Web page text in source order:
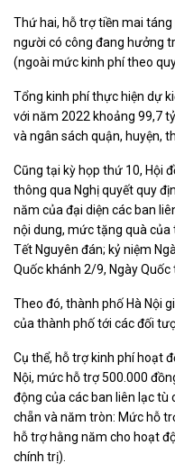
Thứ hai, hỗ trợ tiền mai
người có công đang hưởng
(ngoài mức kinh phí theo
Tổng kinh phí thực hiện dự
với năm 2022 khoảng 99,7
và ngân sách quận, huyện,
Cũng tại kỳ họp thứ 10, Hội
thông qua Nghị quyết quy
năm của đại diện các ban
nội dung, mức tặng quà
Tết Nguyên đán; kỷ niệm
Quốc khánh 2/9, Ngày
Theo đó, thành phố Hà Nội
của thành phố tới các đối
Cụ thể, hỗ trợ kinh phí hoạt
Nội, mức hỗ trợ 500.000
động của các ban liên lạc tù
chẵn và năm tròn: Mức hỗ
hỗ trợ hằng năm cho hoạt
chính trị).